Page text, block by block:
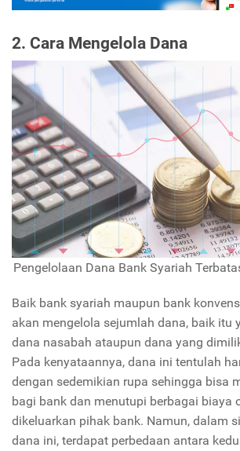
2. Cara Mengelola Dana
Pengelolaan Dana Bank Syariah
Baik bank syariah maupun bank
akan mengelola sejumlah dana, baik itu
dana nasabah ataupun dana yang
Pada kenyataannya, dana ini tentulah
dengan sedemikian rupa sehingga bisa
bagi bank dan menutupi berbagai biaya
dikeluarkan pihak bank. Namun, dalam
dana ini, terdapat perbedaan antara